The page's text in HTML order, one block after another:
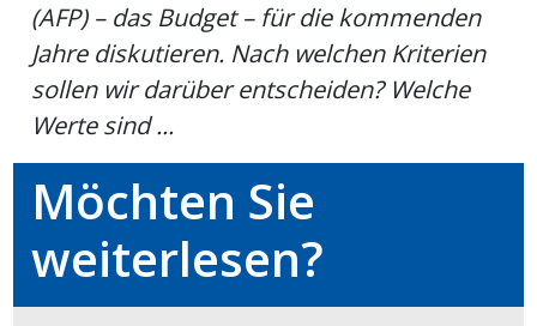
(AFP) – das Budget – für die kommenden
Jahre diskutieren. Nach welchen Kriterien
sollen wir darüber entscheiden? Welche
Werte sind ...
Möchten Sie
weiterlesen?